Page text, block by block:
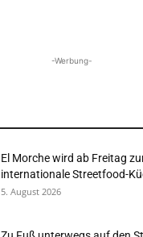
-Werbung-
El Morche wird ab Freitag
internationale Streetfood-
5. August 2026